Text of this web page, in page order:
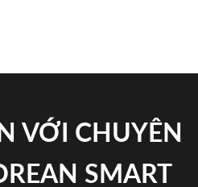
VỚI CHUYÊN
SMART